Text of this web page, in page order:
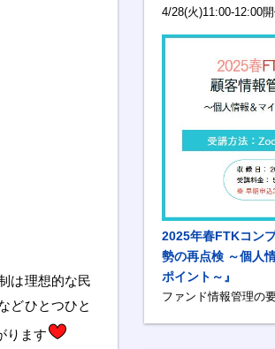
は理想的な民
どひとつひと
ります
4/28(火)11:00-12:00
2025年春FTKコン
勢の再点検 ～個人
ポイント～』
ファンド情報管理の